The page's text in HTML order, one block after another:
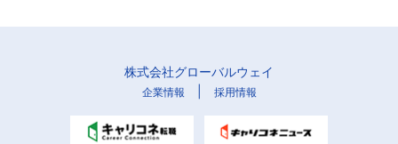
株式会社グローバルウェイ
企業情報 採用情報